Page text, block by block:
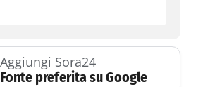
Aggiungi Sora24
Fonte preferita su Google